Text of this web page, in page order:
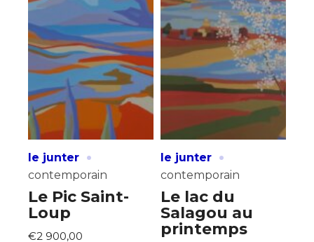
le junter ·
contemporain
Le Pic Saint-
Loup
€2 900,00
le junter ·
contemporain
Le lac du
Salagou au
printemps